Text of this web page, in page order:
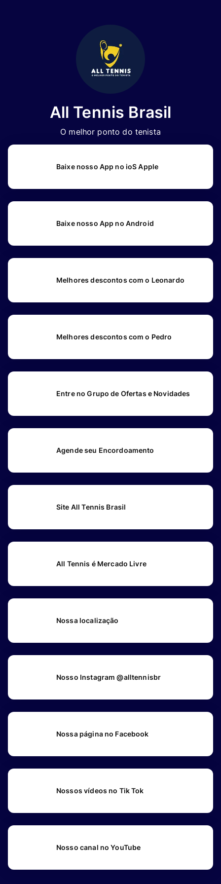
All Tennis Brasil
O melhor ponto do tenista
Baixe nosso App no ioS Apple
Baixe nosso App no Android
Melhores descontos com o Leonardo
Melhores descontos com o Pedro
Entre no Grupo de Ofertas e Novidades
Agende seu Encordoamento
Site All Tennis Brasil
All Tennis é Mercado Livre
Nossa localização
Nosso Instagram @alltennisbr
Nossa página no Facebook
Nossos vídeos no Tik Tok
Nosso canal no YouTube